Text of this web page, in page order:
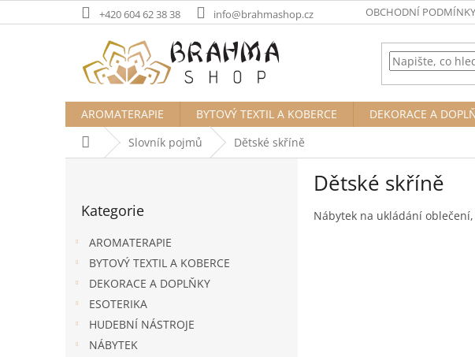
na
+420 604 62 38 38 info@brahmashop.cz OBCHODNÍ PODMÍNKY
AROMATERAPIE BYTOVÝ TEXTIL A KOBERCE DEKORACE A
Domů Slovník pojmů Dětské skříně
kategorie
Kategorie
AROMATERAPIE
BYTOVÝ TEXTIL A KOBERCE
DEKORACE A DOPLŇKY
ESOTERIKA
HUDEBNÍ NÁSTROJE
NÁBYTEK
Dětské skříně
Nábytek na ukládání